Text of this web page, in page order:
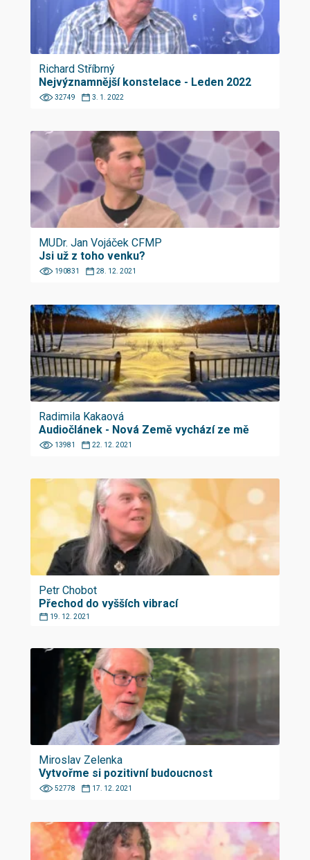
Richard Stříbrný
Nejvýznamnější konstelace - Leden 2022
32749 3. 1. 2022
MUDr. Jan Vojáček CFMP
Jsi už z toho venku?
190831 28. 12. 2021
Radimila Kakaová
Audiočlánek - Nová Země vychází ze mě
13981 22. 12. 2021
Petr Chobot
Přechod do vyšších vibrací
19. 12. 2021
Miroslav Zelenka
Vytvořme si pozitivní budoucnost
52778 17. 12. 2021